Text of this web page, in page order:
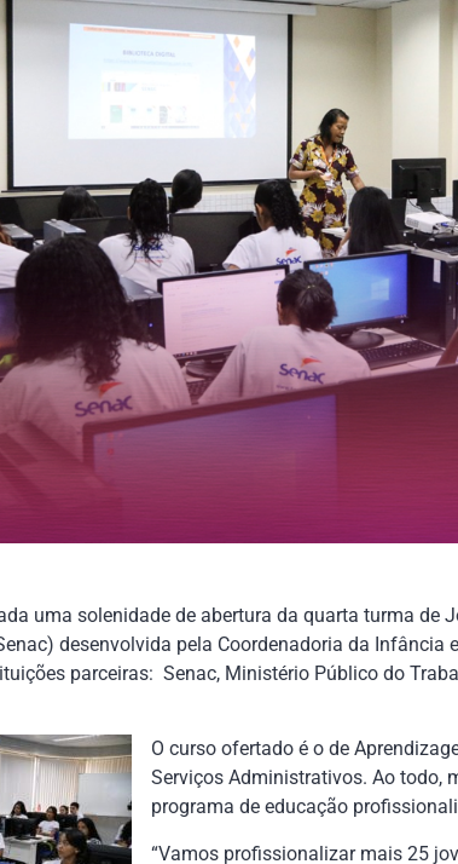
uma solenidade de abertura da quarta turma de
desenvolvida pela Coordenadoria da Infância
parceiras: Senac, Ministério Público do
O curso ofertado é o de
Serviços Administrativos. Ao todo,
programa de educação
“Vamos profissionalizar mais 25